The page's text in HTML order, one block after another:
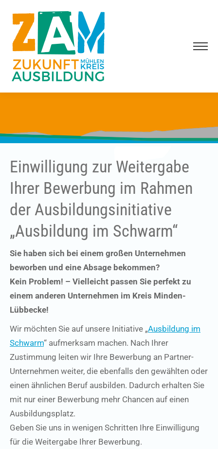
Einwilligung zur Weitergabe
Ihrer Bewerbung im Rahmen
der Ausbildungsinitiative
„Ausbildung im Schwarm“
Sie haben sich bei einem großen Unternehmen
beworben und eine Absage bekommen?
Kein Problem! – Vielleicht passen Sie perfekt zu
einem anderen Unternehmen im Kreis Minden-
Lübbecke!
Wir möchten Sie auf unsere Initiative „Ausbildung im
Schwarm“ aufmerksam machen. Nach Ihrer
Zustimmung leiten wir Ihre Bewerbung an Partner-
Unternehmen weiter, die ebenfalls den gewählten oder
einen ähnlichen Beruf ausbilden. Dadurch erhalten Sie
mit nur einer Bewerbung mehr Chancen auf einen
Ausbildungsplatz.
Geben Sie uns in wenigen Schritten Ihre Einwilligung
für die Weitergabe Ihrer Bewerbung.